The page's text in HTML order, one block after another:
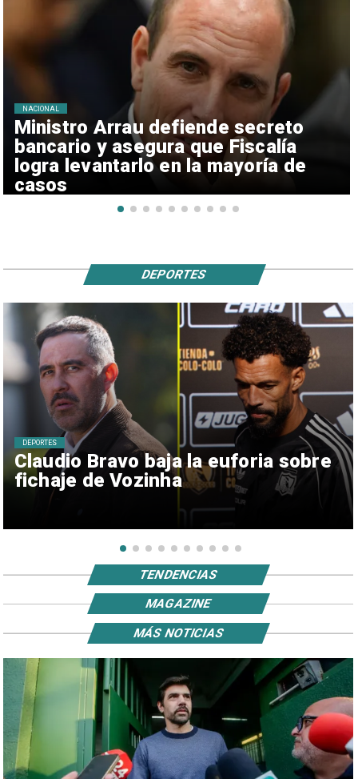
Ministro Arrau defiende secreto
bancario y asegura que Fiscalía
logra levantarlo en la mayoría de
casos
NACIONAL
Claudio Bravo baja la euforia sobre
fichaje de Vozinha
DEPORTES
DEPORTES
TENDENCIAS
MAGAZINE
MÁS NOTICIAS